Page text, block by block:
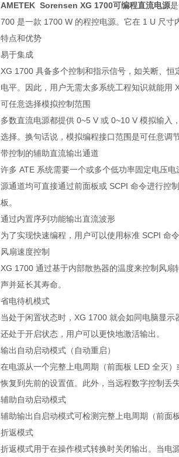
AMETEK Sorensen XG 1700可编程直流电源
700 是一款 1700 W 的程控电源。它在 1 U 尺寸
特点和优势
易于集成
XG 1700 具备多个控制和指示信号，如关断、
电平。因此，用户无需太多系统工程知识就能用
可任意选择模拟控制范围
多数直流电源都提供 0~5 V 或 0~10 V 模拟输入
选择。换句话说，模拟编程接口范围是可任意调节
带控制的辅助直流输出通道
许多 ATE 系统需要一个或多个低功率固定电压
源通道均可直接通过前面板或 SCPI 命令进行控
板。
通过内置序列功能输出直流波形
为了实现快速编程，用户可以使用标准 SCPI 命
风扇速度控制
XG 1700 通过基于内部散热器的温度来控制风
声并延长其寿命。
省电待机模式
当处于闲置状态时，XG 1700 就会如同电脑显
还处于开启状态，用户可以更快地激活输出。
输出自动启动模式（自动重启）
在电源从一个完整上电周期（前面板 LED 全灭
恢复到先前的设置值。此外，当远程数字控制丢
辅助自动启动模式
辅助输出自启动模式可检测完整上电周期（前面
折返模式
折返模式用于在操作模式转换时关闭输出。当电